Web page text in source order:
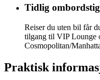
Tidlig
Reiser du uten bil får
tilgang til VIP Lounge
Cosmopolitan/
Praktisk